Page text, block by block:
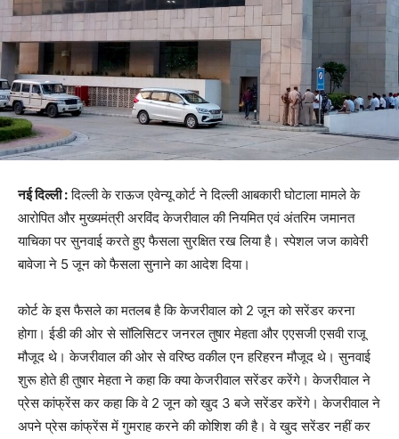
नई दिल्ली :दिल्ली के राऊज एवेन्यू कोर्ट ने दिल्ली आबकारी घोटाला मामले के
आरोपित और मुख्यमंत्री अरविंद केजरीवाल की नियमित एवं अंतरिम जमानत
याचिका पर सुनवाई करते हुए फैसला सुरक्षित रख लिया है। स्पेशल जज कावेरी
बावेजा ने 5 जून को फैसला सुनाने का आदेश दिया।
कोर्ट के इस फैसले का मतलब है कि केजरीवाल को 2 जून को सरेंडर करना
होगा। ईडी की ओर से सॉलिसिटर जनरल तुषार मेहता और एएसजी एसवी राजू
मौजूद थे। केजरीवाल की ओर से वरिष्ठ वकील एन हरिहरन मौजूद थे। सुनवाई
शुरू होते ही तुषार मेहता ने कहा कि क्या केजरीवाल सरेंडर करेंगे। केजरीवाल ने
प्रेस कांफ्रेंस कर कहा कि वे 2 जून को खुद 3 बजे सरेंडर करेंगे। केजरीवाल ने
अपने प्रेस कांफ्रेंस में गुमराह करने की कोशिश की है। वे खुद सरेंडर नहीं कर